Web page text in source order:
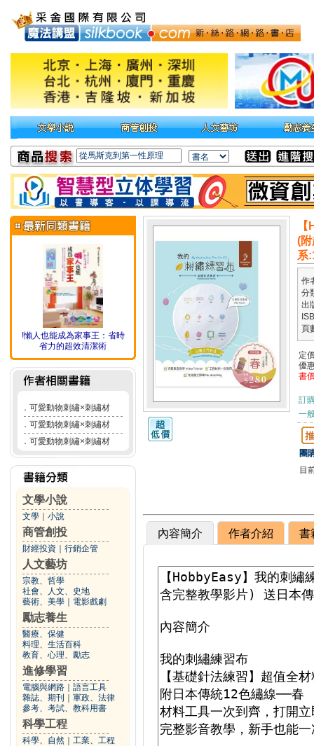
!懶人也能成為家事王：省時
省力的超效清潔術
． 可愛動物刺繡×刺繡材
． 可愛動物刺繡×刺繡材
． 可愛動物刺繡×刺繡材
文學小說
文學 小說
商管創投
財經投資 行銷企管
人文藝坊
宗教、哲學
社會、人文、史地
藝術、美學
電影戲劇
勵志養生
醫療、保健
料理、生活百科
教育、心理、勵志
進修學習
電腦與網路
語言工具
雜誌、期刊
軍政、法律
參考、考試、教科用書
科學工程
科學、自然 工業、工程
(
系
作
分
出
頁
定
優
書
訂
一
團
目
內容簡介 作者介紹 書